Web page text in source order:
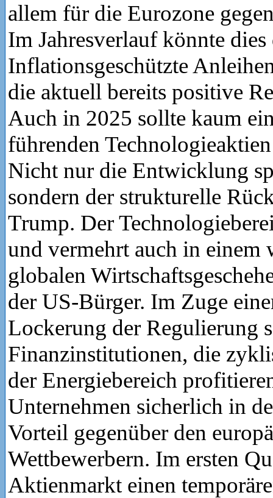
allem für die Eurozone
Im Jahresverlauf könnte dies
Inflationsgeschützte
die aktuell bereits positive
Auch in 2025 sollte kaum
führenden
Nicht nur die Entwicklung
sondern der strukturelle
Trump. Der
und vermehrt auch in einem
globalen
der US-Bürger. Im Zuge
Lockerung der Regulierung
Finanzinstitutionen, die
der Energiebereich
Unternehmen sicherlich in
Vorteil gegenüber den
Wettbewerbern. Im ersten
Aktienmarkt einen